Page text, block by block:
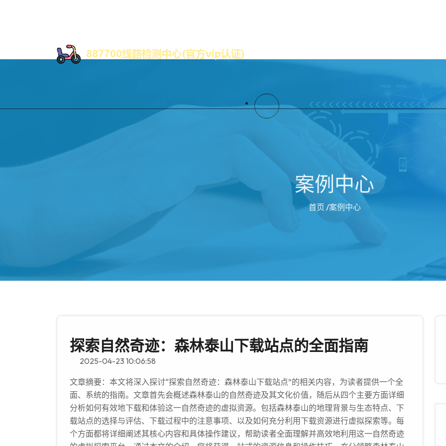
案例中心
首页 /案例中心
探索自然奇迹：森林泰山下载站点的全面指南
2025-04-23 10:06:58
文章摘要：本文将深入探讨“探索自然奇迹：森林泰山下载站点”的相关内容，为读者提供一个全
面、系统的指南。文章首先会概述森林泰山的自然奇迹及其文化价值，随后从四个主要方面详细
分析如何有效地下载和体验这一自然奇迹的虚拟资源。包括森林泰山的地理背景与生态特点、下
载站点的选择与评估、下载过程中的注意事项、以及如何充分利用下载资源进行虚拟探索等。每
个方面都将详细阐述其核心内容和具体操作建议，帮助读者全面理解并高效地利用这一自然奇迹